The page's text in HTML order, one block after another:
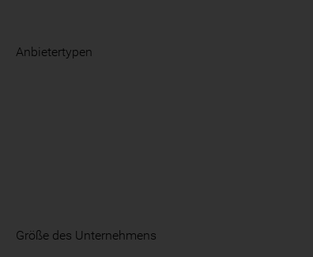
Anbietertypen
Größe des Unternehmens